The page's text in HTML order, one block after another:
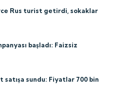
Rus turist getirdi, sokaklar
başladı: Faizsiz
satışa sundu: Fiyatlar 700 bin